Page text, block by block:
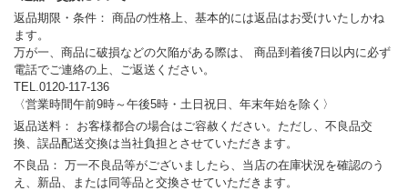
返品期限・条件： 商品の性格上、基本的には返品はお受けいたしかね
ます。
万が一、商品に破損などの欠陥がある際は、 商品到着後7日以内に必ず
電話でご連絡の上、ご返送ください。
TEL.0120-117-136
〈営業時間午前9時～午後5時・土日祝日、年末年始を除く〉
返品送料： お客様都合の場合はご容赦ください。ただし、不良品交
換、誤品配送交換は当社負担とさせていただきます。
不良品： 万一不良品等がございましたら、当店の在庫状況を確認のう
え、新品、または同等品と交換させていただきます。